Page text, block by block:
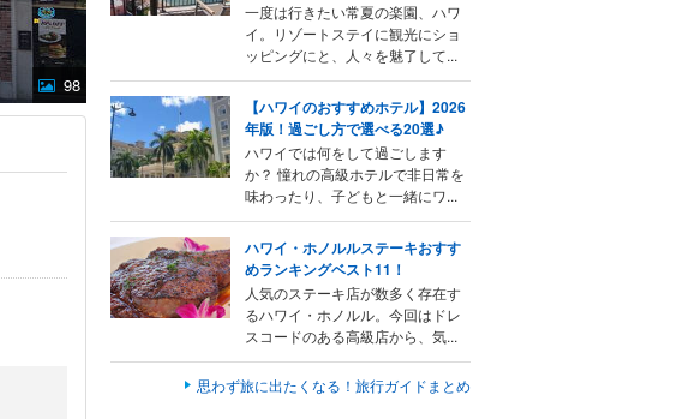
98
一度は行きたい常夏の楽園、ハワ
イ。リゾートステイに観光にショ
ッピングにと、人々を魅了して...
【ハワイのおすすめホテル】2026
年版！過ごし方で選べる20選♪
ハワイでは何をして過ごします
か？ 憧れの高級ホテルで非日常を
味わったり、子どもと一緒にワ...
ハワイ・ホノルルステーキおすす
めランキングベスト11！
人気のステーキ店が数多く存在す
るハワイ・ホノルル。今回はドレ
スコードのある高級店から、気...
思わず旅に出たくなる！旅行ガイドまとめ